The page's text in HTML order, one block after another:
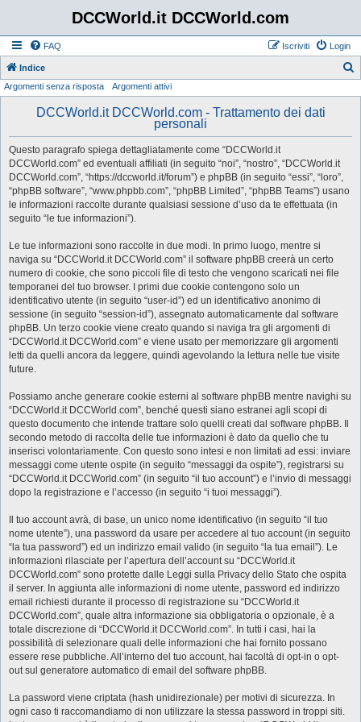
DCCWorld.it DCCWorld.com
FAQ Login
Iscriviti
Indice
Argomenti senza risposta Argomenti attivi
DCCWorld.it DCCWorld.com - Trattamento dei dati
personali
Questo paragrafo spiega dettagliatamente come “DCCWorld.it
DCCWorld.com” ed eventuali affiliati (in seguito “noi”, “nostro”, “DCCWorld.it
DCCWorld.com”, “https://dccworld.it/forum”) e phpBB (in seguito “essi”, “loro”,
“phpBB software”, “www.phpbb.com”, “phpBB Limited”, “phpBB Teams”) usano
le informazioni raccolte durante qualsiasi sessione d’uso da te effettuata (in
seguito “le tue informazioni”).
Le tue informazioni sono raccolte in due modi. In primo luogo, mentre si
naviga su “DCCWorld.it DCCWorld.com” il software phpBB creerà un certo
numero di cookie, che sono piccoli file di testo che vengono scaricati nei file
temporanei del tuo browser. I primi due cookie contengono solo un
identificativo utente (in seguito “user-id”) ed un identificativo anonimo di
sessione (in seguito “session-id”), assegnato automaticamente dal software
phpBB. Un terzo cookie viene creato quando si naviga tra gli argomenti di
“DCCWorld.it DCCWorld.com” e viene usato per memorizzare gli argomenti
letti da quelli ancora da leggere, quindi agevolando la lettura nelle tue visite
future.
Possiamo anche generare cookie esterni al software phpBB mentre navighi su
“DCCWorld.it DCCWorld.com”, benché questi siano estranei agli scopi di
questo documento che intende trattare solo quelli creati dal software phpBB. Il
secondo metodo di raccolta delle tue informazioni è dato da quello che tu
inserisci volontariamente. Con questo sono intesi e non limitati ad essi: inviare
messaggi come utente ospite (in seguito “messaggi da ospite”), registrarsi su
“DCCWorld.it DCCWorld.com” (in seguito “il tuo account”) e l’invio di messaggi
dopo la registrazione e l’accesso (in seguito “i tuoi messaggi”).
Il tuo account avrà, di base, un unico nome identificativo (in seguito “il tuo
nome utente”), una password da usare per accedere al tuo account (in seguito
“la tua password”) ed un indirizzo email valido (in seguito “la tua email”). Le
informazioni rilasciate per l’apertura dell’account su “DCCWorld.it
DCCWorld.com” sono protette dalle Leggi sulla Privacy dello Stato che ospita
il server. In aggiunta alle informazioni di nome utente, password ed indirizzo
email richiesti durante il processo di registrazione su “DCCWorld.it
DCCWorld.com”, quale altra informazione sia obbligatoria o opzionale, è a
totale discrezione di “DCCWorld.it DCCWorld.com”. In tutti i casi, hai la
possibilità di selezionare quali delle informazioni che hai fornito possano
essere rese pubbliche. All’interno del tuo account, hai facoltà di opt-in o opt-
out sul generatore automatico di email del software phpBB.
La password viene criptata (hash unidirezionale) per motivi di sicurezza. In
ogni caso ti raccomandiamo di non utilizzare la stessa password in troppi siti.